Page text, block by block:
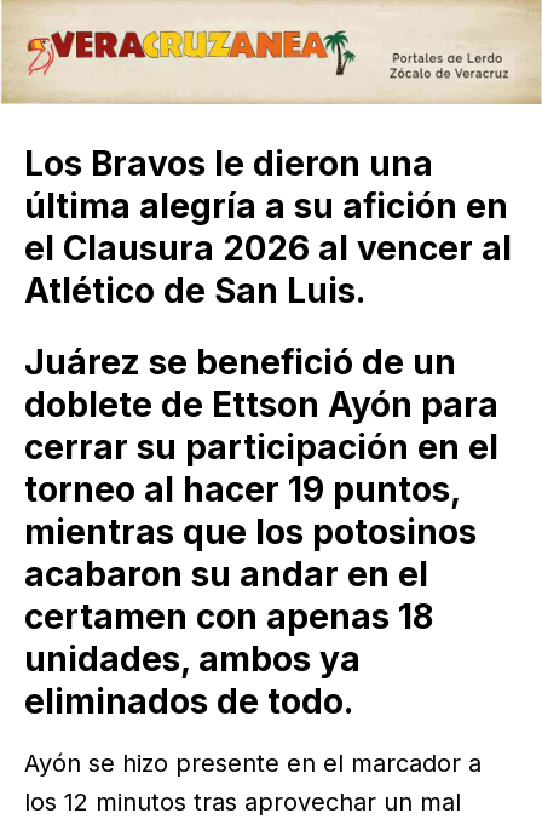
Los Bravos le dieron una
última alegría a su afición en
el Clausura 2026 al vencer al
Atlético de San Luis.
Juárez se benefició de un
doblete de Ettson Ayón para
cerrar su participación en el
torneo al hacer 19 puntos,
mientras que los potosinos
acabaron su andar en el
certamen con apenas 18
unidades, ambos ya
eliminados de todo.
Ayón se hizo presente en el marcador a
los 12 minutos tras aprovechar un mal